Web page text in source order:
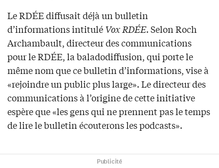
Le RDÉE diffusait déjà un bulletin
d’informations intituléVox RDÉE. Selon Roch
Archambault, directeur des communications
pour le RDÉE, la baladodiffusion, qui porte le
même nom que ce bulletin d’informations, vise à
«rejoindre un public plus large». Le directeur des
communications à l’origine de cette initiative
espère que «les gens qui ne prennent pas le temps
de lire le bulletin écouterons les podcasts».
Publicité